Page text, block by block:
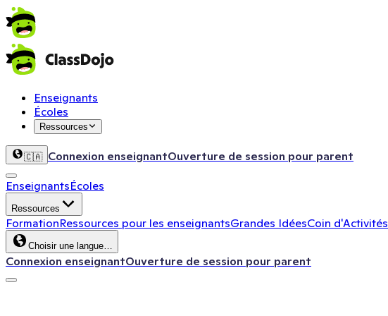
Enseignants
Écoles
Ressources
🇨🇦 Connexion enseignantOuverture de session pour parent
EnseignantsÉcoles
Ressources
FormationRessources pour les enseignantsGrandes IdéesCoin d'Activités
Choisir une langue…
Connexion enseignantOuverture de session pour parent